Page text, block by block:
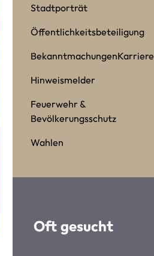
Stadtporträt
Öffentlichkeitsbeteiligung
BekanntmachungenKarriere
Hinweismelder
Feuerwehr &
Bevölkerungsschutz
Wahlen
Oft gesucht